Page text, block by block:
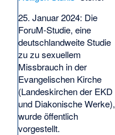
25. Januar 2024: Die
ForuM-Studie, eine
deutschlandweite Studie
zu zusexuellem
Missbrauch in der
Evangelischen Kirche
(Landeskirchen der EKD
und Diakonische Werke),
wurde öffentlich
vorgestellt.